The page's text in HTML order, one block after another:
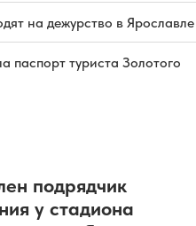
на дежурство в Ярославле
туриста Золотого
подрядчик
у стадиона